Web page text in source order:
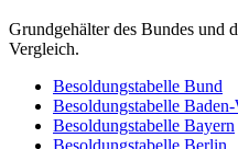
Grundgehälter des Bundes und
Vergleich.
Besoldungstabelle Bund
Besoldungstabelle
Besoldungstabelle Bayern